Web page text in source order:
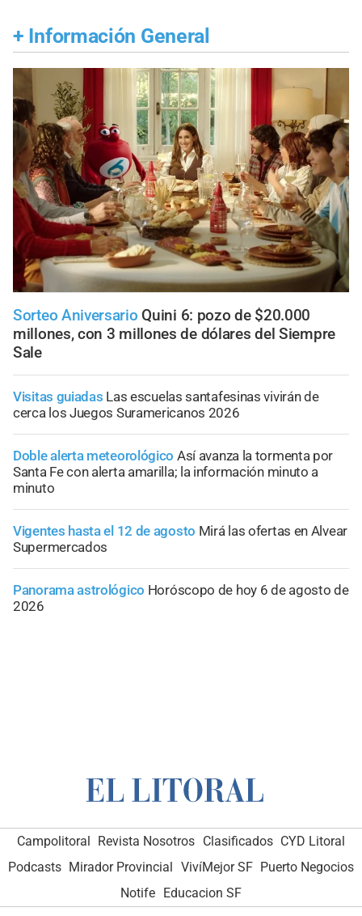
+ Información General
Sorteo Aniversario Quini 6: pozo de $20.000
millones, con 3 millones de dólares del Siempre
Sale
Visitas guiadas Las escuelas santafesinas vivirán de
cerca los Juegos Suramericanos 2026
Doble alerta meteorológico Así avanza la tormenta por
Santa Fe con alerta amarilla; la información minuto a
minuto
Vigentes hasta el 12 de agosto Mirá las ofertas en Alvear
Supermercados
Panorama astrológico Horóscopo de hoy 6 de agosto de
2026
Campolitoral Revista Nosotros Clasificados CYD Litoral
Podcasts Mirador Provincial VivíMejor SF Puerto Negocios
Notife Educacion SF